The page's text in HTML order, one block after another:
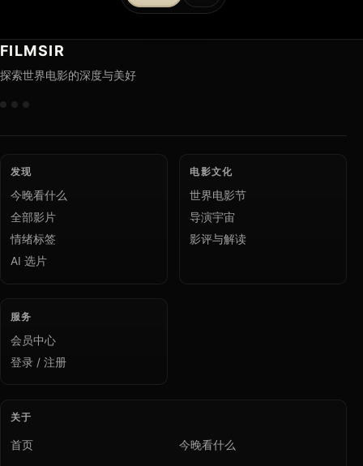
章
FILMSIR
探索世界电影的深度与美好
发现
今晚看什么
全部影片
情绪标签
AI 选片
电影文化
世界电影节
导演宇宙
影评与解读
服务
会员中心
登录 / 注册
关于
首页 今晚看什么